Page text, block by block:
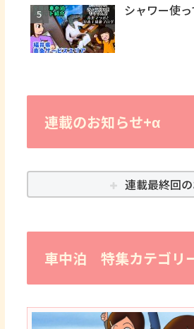
シャワー使
連載のお知らせ+α
連載最終回
車中泊 特集カテゴリ